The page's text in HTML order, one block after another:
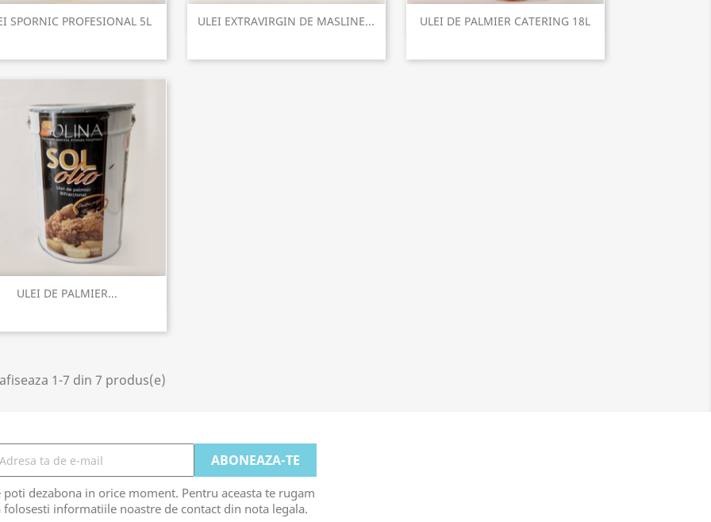
SPORNIC PROFESIONAL 5L
Vizualizare rapida ULEI EXTRAVIRGIN DE MASLINE...
Vizualizare rapida ULEI DE PALMIER CATERING 18L
Vizualizare rapida
ULEI DE PALMIER...
Vizualizare rapida
1-7 din 7 produs(e)
poti dezabona in orice moment. Pentru aceasta te rugam
folosesti informatiile noastre de contact din nota legala.